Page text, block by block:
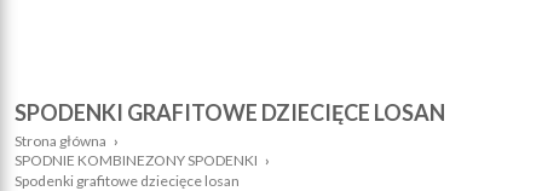
SPODENKI GRAFITOWE DZIECIĘCE LOSAN
Strona główna ›
SPODNIE KOMBINEZONY SPODENKI ›
Spodenki grafitowe dziecięce losan